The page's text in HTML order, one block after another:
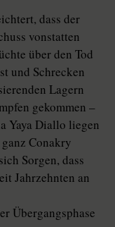
dass der
vonstatten
über den Tod
und Schrecken
Lagern
gekommen –
Yaya Diallo liegen
Conakry
Sorgen, dass
Jahrzehnten an
Übergangsphase